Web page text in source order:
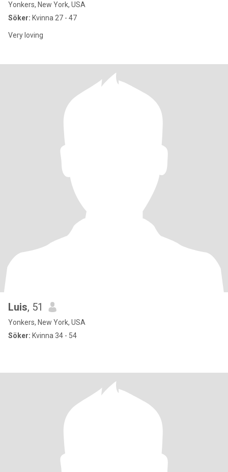
Yonkers, New York, USA
Söker: Kvinna 27 - 47
Very loving
Luis, 51
Yonkers, New York, USA
Söker: Kvinna 34 - 54